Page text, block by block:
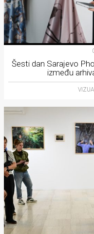
Šesti dan Sarajevo
između